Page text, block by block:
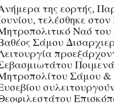
της εορτής,
τελέσθηκε στον
Ναό
Σάμου
Σάμου &